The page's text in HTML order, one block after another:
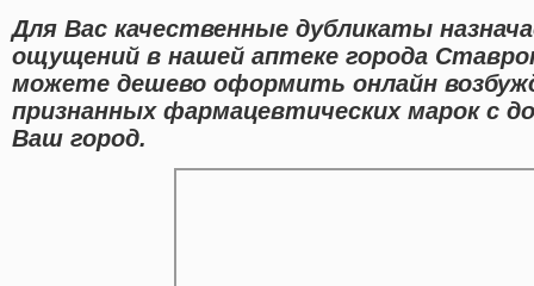
Для Вас качественные дубликаты
ощущений в нашей аптеке города
можете дешево оформить онлайн
признанных фармацевтических марок с
Ваш город.